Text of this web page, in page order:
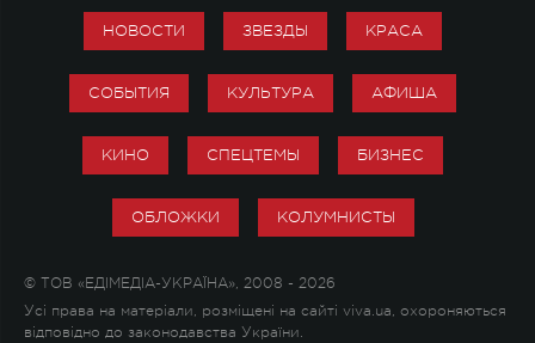
НОВОСТИ ЗВЕЗДЫ КРАСА
СОБЫТИЯ КУЛЬТУРА АФИША
КИНО СПЕЦТЕМЫ БИЗНЕС
ОБЛОЖКИ КОЛУМНИСТЫ
© ТОВ «ЕДІМЕДІА-УКРАЇНА», 2008 - 2026
Усі права на матеріали, розміщені на сайті viva.ua, охороняються
відповідно до законодавства України.